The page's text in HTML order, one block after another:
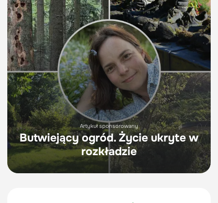
Artykuł sponsorowany
Butwiejący ogród. Życie ukryte w
rozkładzie